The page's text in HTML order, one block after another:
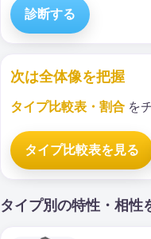
診断する
次は全体像を把握
タイプ比較表・割合 を
タイプ比較表を見る
タイプ別の特性・相性